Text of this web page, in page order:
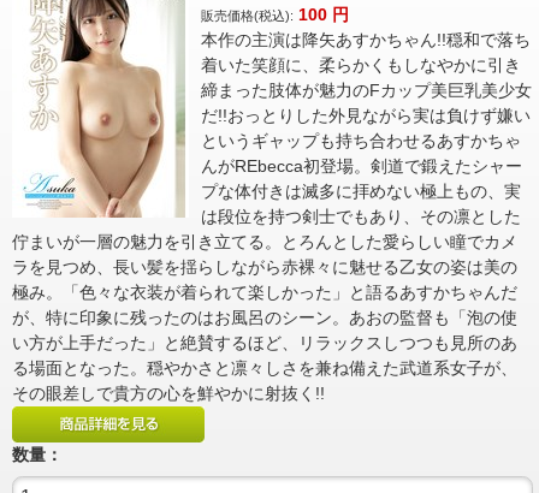
販売価格(税込): 100 円
本作の主演は降矢あすかちゃん!!穏和で落ち
着いた笑顔に、柔らかくもしなやかに引き
締まった肢体が魅力のFカップ美巨乳美少女
だ!!おっとりした外見ながら実は負けず嫌い
というギャップも持ち合わせるあすかちゃ
んがREbecca初登場。剣道で鍛えたシャー
プな体付きは滅多に拝めない極上もの、実
は段位を持つ剣士でもあり、その凛とした
佇まいが一層の魅力を引き立てる。とろんとした愛らしい瞳でカメ
ラを見つめ、長い髪を揺らしながら赤裸々に魅せる乙女の姿は美の
極み。「色々な衣装が着られて楽しかった」と語るあすかちゃんだ
が、特に印象に残ったのはお風呂のシーン。あおの監督も「泡の使
い方が上手だった」と絶賛するほど、リラックスしつつも見所のあ
る場面となった。穏やかさと凛々しさを兼ね備えた武道系女子が、
その眼差しで貴方の心を鮮やかに射抜く!!
数量：